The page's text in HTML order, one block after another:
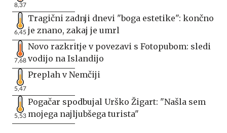
8,37
6,45
Tragični zadnji dnevi "boga estetike": končno
je znano, zakaj je umrl
7,68
Novo razkritje v povezavi s Fotopubom: sledi
vodijo na Islandijo
5,47
Preplah v Nemčiji
5,53
Pogačar spodbujal Urško Žigart: "Našla sem
mojega najljubšega turista"